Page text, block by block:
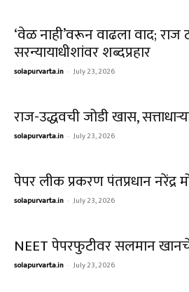
‘वेळ नाही’वरून वाढला वाद; राज
सरन्यायाधीशांवर शब्दप्रहार
solapurvarta.in - July 23, 2026
राज-उद्धवची जोडी खास,
solapurvarta.in - July 23, 2026
पेपर लीक प्रकरण पंतप्रधान नरेंद्र
solapurvarta.in - July 23, 2026
NEET पेपरफुटीवर सलमान
solapurvarta.in - July 23, 2026